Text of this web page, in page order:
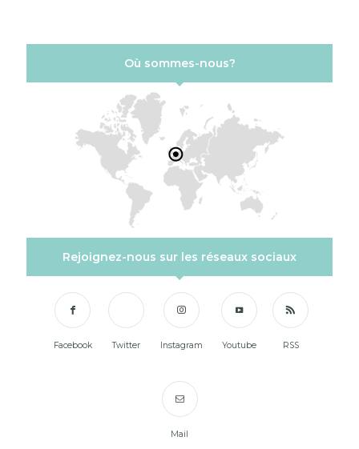
Où sommes-nous?
Rejoignez-nous sur les réseaux sociaux
Facebook Twitter Instagram Youtube RSS
Mail